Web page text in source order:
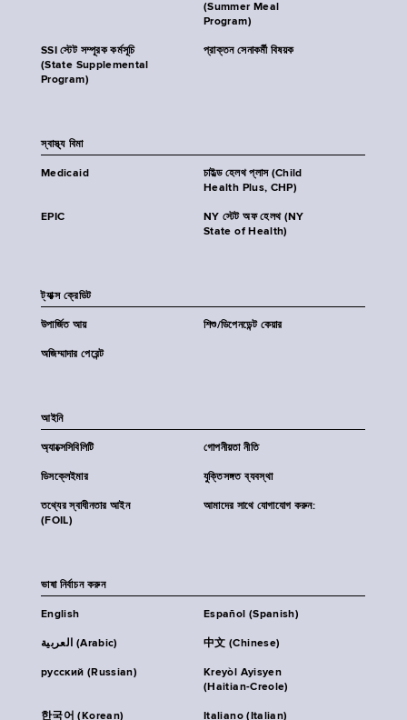
(Summer Meal
Program)
SSI স্টেট সম্পূরক কর্মসূচি
(State Supplemental
Program)
প্রাক্তন সেনাকর্মী বিষয়ক
স্বাস্থ্য বিমা
Medicaid
চাইল্ড হেলথ প্লাস (Child
Health Plus, CHP)
EPIC
NY স্টেট অফ হেলথ (NY
State of Health)
ট্যাক্স ক্রেডিট
উপার্জিত আয় শিশু/ডিপেনডেন্ট কেয়ার
অজিম্মাদার পেরেন্ট
আইনি
অ্যাক্সেসিবিলিটি গোপনীয়তা নীতি
ডিসক্লেইমার যুক্তিসঙ্গত ব্যবস্থা
তথ্যের স্বাধীনতার আইন
(FOIL)
আমাদের সাথে যোগাযোগ করুন:
ভাষা নির্বাচন করুন
English Español (Spanish)
العربية (Arabic) 中文 (Chinese)
русский (Russian)
Kreyòl Ayisyen
(Haitian-Creole)
한국어 (Korean) Italiano (Italian)